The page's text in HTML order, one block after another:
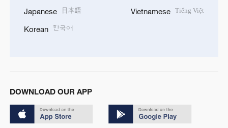
Japanese 日本語
Korean 한국어
Vietnamese Tiếng Việt
DOWNLOAD OUR APP